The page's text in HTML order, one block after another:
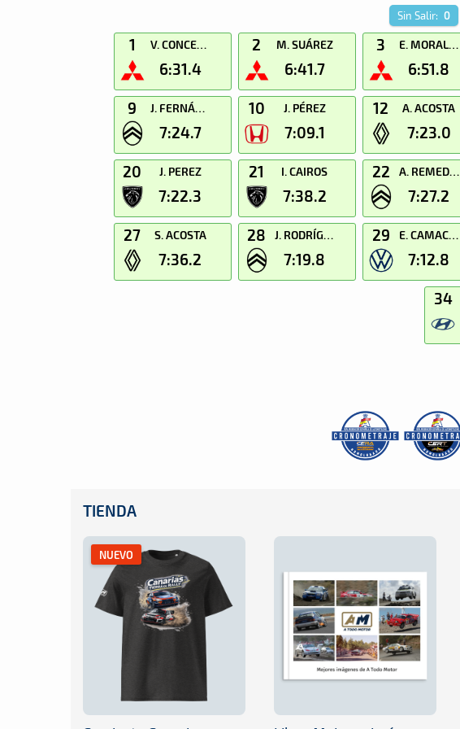
Sin Salir: 0
1 V. CONCEPCIÓN
6:31.4
2 M. SUÁREZ
6:41.7
3 E. MORALES
6:51.8
9 J. FERNÁNDEZ
7:24.7
10 J. PÉREZ
7:09.1
12 A. ACOSTA
7:23.0
20 J. PEREZ
7:22.3
21 I. CAIROS
7:38.2
22 A. REMEDIOS
7:27.2
27 S. ACOSTA
7:36.2
28 J. RODRÍGUEZ
7:19.8
29 E. CAMACHO
7:12.8
34
TIENDA
NUEVO